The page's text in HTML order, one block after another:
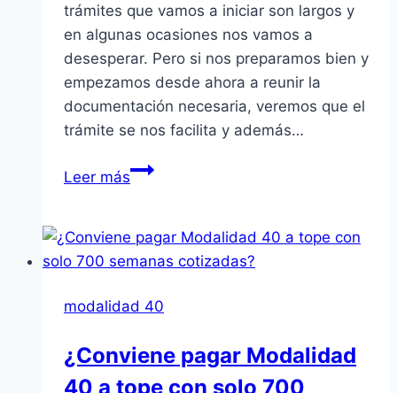
trámites que vamos a iniciar son largos y
en algunas ocasiones nos vamos a
desesperar. Pero si nos preparamos bien y
empezamos desde ahora a reunir la
documentación necesaria, veremos que el
trámite se nos facilita y además…
Leer másSu
para
solicitarla
modalidad 40
¿Conviene pagar Modalidad
40 a tope con solo 700